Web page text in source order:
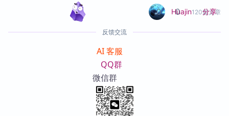
Huajin120篇文章
0 0 分享
反馈交流
AI 客服
QQ群
微信群